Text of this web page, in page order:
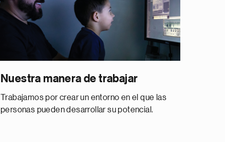
Nuestra manera de trabajar
Trabajamos por crear un entorno en el que las
personas pueden desarrollar su potencial.